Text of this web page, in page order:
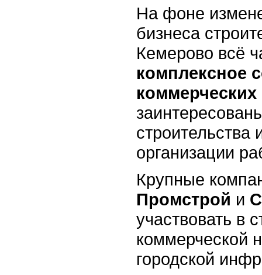
На фоне
бизнеса
Кемерово всё
комплексное
коммерческих
строительства
организации
Крупные
Промстрой и
участвовать в
коммерческой
городской